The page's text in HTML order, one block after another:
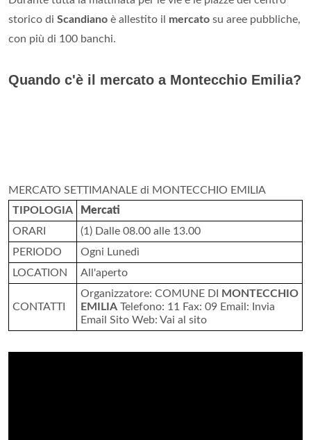
storico di Scandiano è allestito il mercato su aree pubbliche,
con più di 100 banchi.
Quando c'è il mercato a Montecchio Emilia?
MERCATO SETTIMANALE di MONTECCHIO EMILIA
TIPOLOGIA
Mercati
ORARI
(1) Dalle 08.00 alle 13.00
PERIODO
Ogni Lunedì
LOCATION
All'aperto
CONTATTI
Organizzatore: COMUNE DI
MONTECCHIO
EMILIA Telefono: 11 Fax: 09 Email: Invia
Email Sito Web: Vai al sito